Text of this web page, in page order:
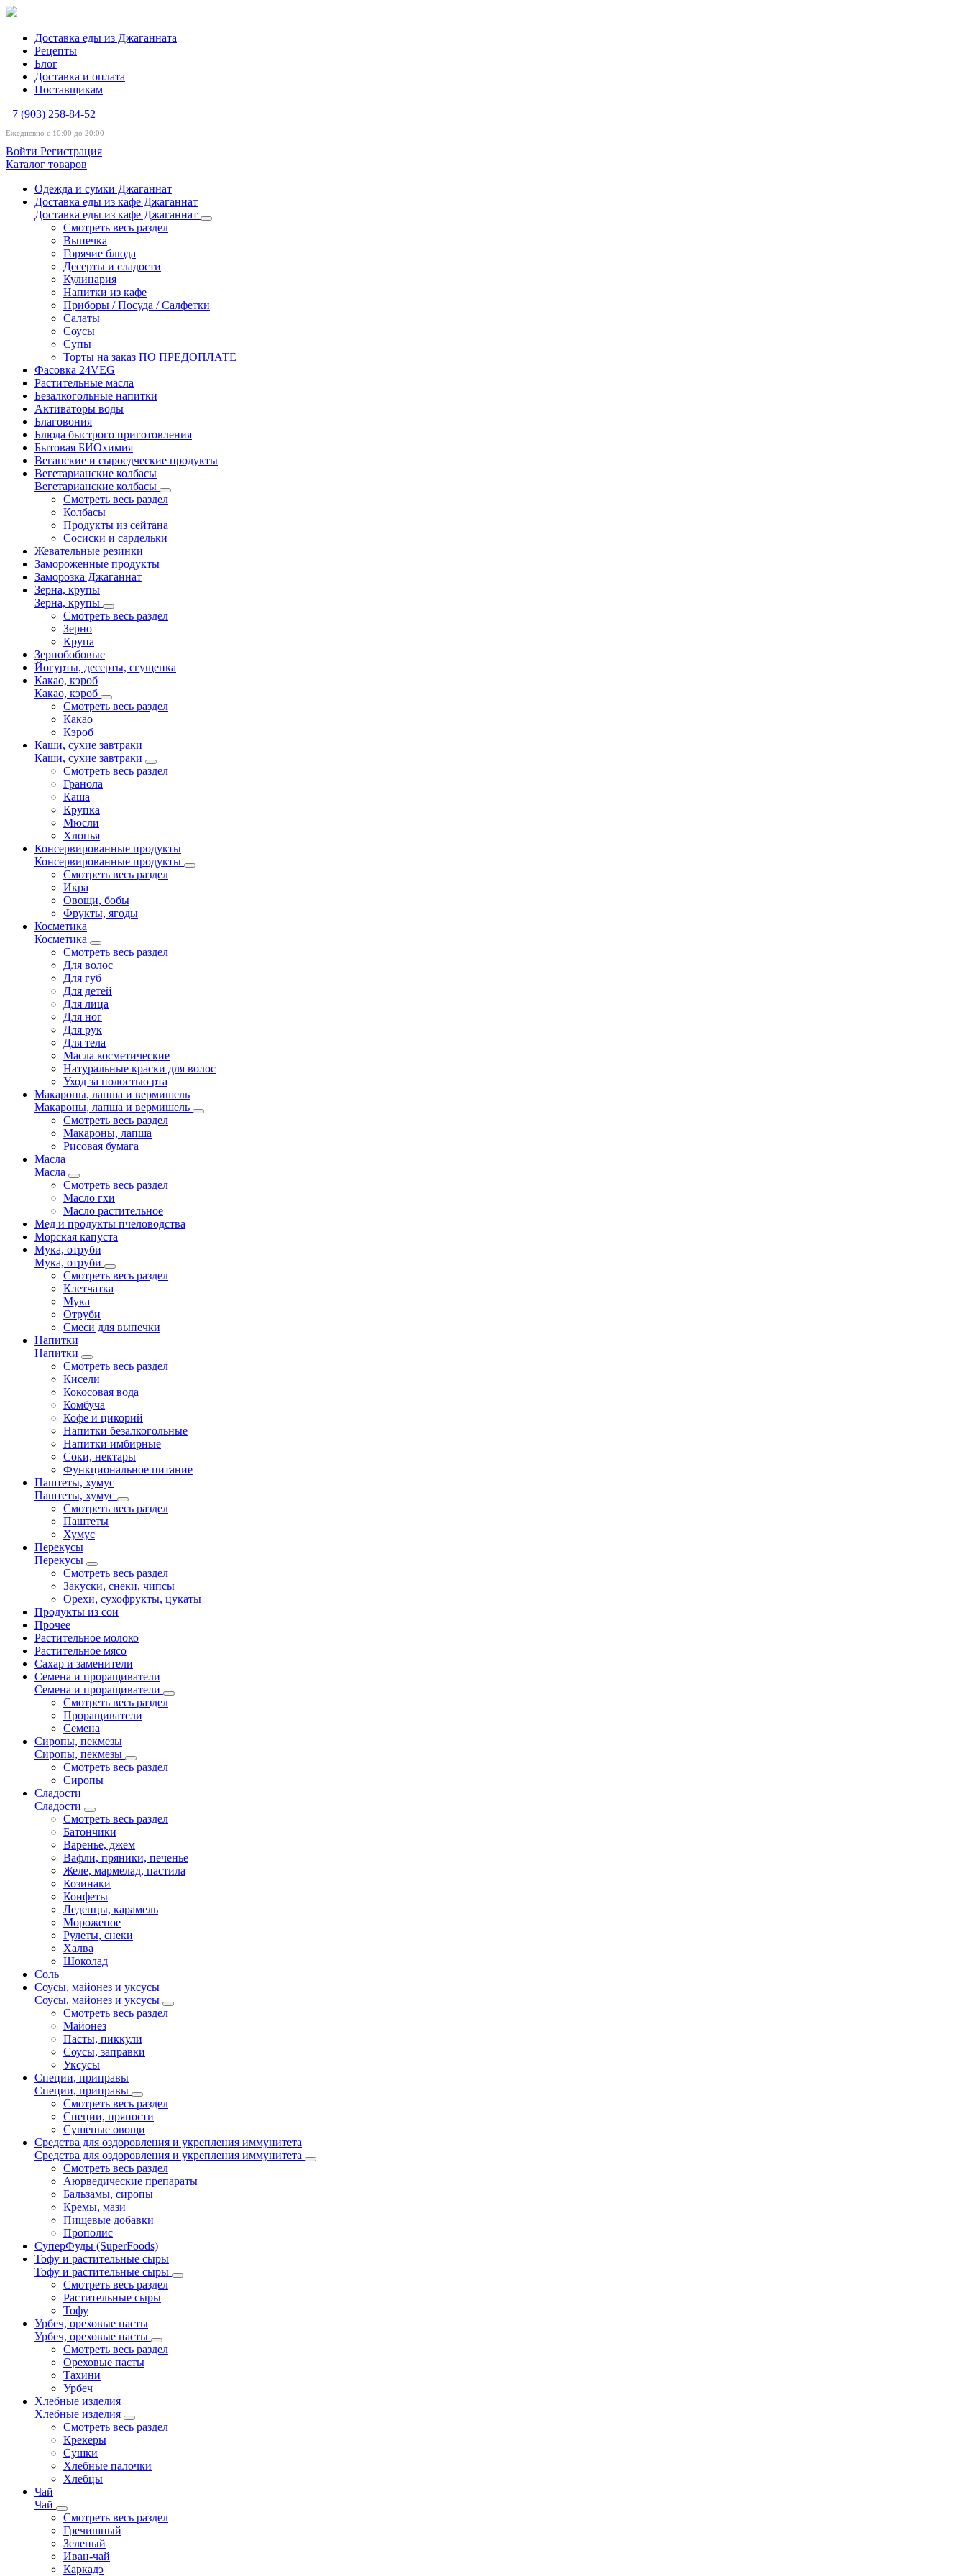
Доставка еды из Джаганната
Рецепты
Блог
Доставка и оплата
Поставщикам
+7 (903) 258-84-52
Ежедневно с 10:00 до 20:00
Войти Регистрация
Каталог товаров
Одежда и сумки Джаганнат
Доставка еды из кафе Джаганнат
Доставка еды из кафе Джаганнат
Смотреть весь раздел
Выпечка
Горячие блюда
Десерты и сладости
Кулинария
Напитки из кафе
Приборы / Посуда / Салфетки
Салаты
Соусы
Супы
Торты на заказ ПО ПРЕДОПЛАТЕ
Фасовка 24VEG
Растительные масла
Безалкогольные напитки
Активаторы воды
Благовония
Блюда быстрого приготовления
Бытовая БИОхимия
Веганские и сыроедческие продукты
Вегетарианские колбасы
Вегетарианские колбасы
Смотреть весь раздел
Колбасы
Продукты из сейтана
Сосиски и сардельки
Жевательные резинки
Замороженные продукты
Заморозка Джаганнат
Зерна, крупы
Зерна, крупы
Смотреть весь раздел
Зерно
Крупа
Зернобобовые
Йогурты, десерты, сгущенка
Какао, кэроб
Какао, кэроб
Смотреть весь раздел
Какао
Кэроб
Каши, сухие завтраки
Каши, сухие завтраки
Смотреть весь раздел
Гранола
Каша
Крупка
Мюсли
Хлопья
Консервированные продукты
Консервированные продукты
Смотреть весь раздел
Икра
Овощи, бобы
Фрукты, ягоды
Косметика
Косметика
Смотреть весь раздел
Для волос
Для губ
Для детей
Для лица
Для ног
Для рук
Для тела
Масла косметические
Натуральные краски для волос
Уход за полостью рта
Макароны, лапша и вермишель
Макароны, лапша и вермишель
Смотреть весь раздел
Макароны, лапша
Рисовая бумага
Масла
Масла
Смотреть весь раздел
Масло гхи
Масло растительное
Мед и продукты пчеловодства
Морская капуста
Мука, отруби
Мука, отруби
Смотреть весь раздел
Клетчатка
Мука
Отруби
Смеси для выпечки
Напитки
Напитки
Смотреть весь раздел
Кисели
Кокосовая вода
Комбуча
Кофе и цикорий
Напитки безалкогольные
Напитки имбирные
Соки, нектары
Функциональное питание
Паштеты, хумус
Паштеты, хумус
Смотреть весь раздел
Паштеты
Хумус
Перекусы
Перекусы
Смотреть весь раздел
Закуски, снеки, чипсы
Орехи, сухофрукты, цукаты
Продукты из сои
Прочее
Растительное молоко
Растительное мясо
Сахар и заменители
Семена и проращиватели
Семена и проращиватели
Смотреть весь раздел
Проращиватели
Семена
Сиропы, пекмезы
Сиропы, пекмезы
Смотреть весь раздел
Сиропы
Сладости
Сладости
Смотреть весь раздел
Батончики
Варенье, джем
Вафли, пряники, печенье
Желе, мармелад, пастила
Козинаки
Конфеты
Леденцы, карамель
Мороженое
Рулеты, снеки
Халва
Шоколад
Соль
Соусы, майонез и уксусы
Соусы, майонез и уксусы
Смотреть весь раздел
Майонез
Пасты, пиккули
Соусы, заправки
Уксусы
Специи, приправы
Специи, приправы
Смотреть весь раздел
Специи, пряности
Сушеные овощи
Средства для оздоровления и укрепления иммунитета
Средства для оздоровления и укрепления иммунитета
Смотреть весь раздел
Аюрведические препараты
Бальзамы, сиропы
Кремы, мази
Пищевые добавки
Прополис
СуперФуды (SuperFoods)
Тофу и растительные сыры
Тофу и растительные сыры
Смотреть весь раздел
Растительные сыры
Тофу
Урбеч, ореховые пасты
Урбеч, ореховые пасты
Смотреть весь раздел
Ореховые пасты
Тахини
Урбеч
Хлебные изделия
Хлебные изделия
Смотреть весь раздел
Крекеры
Сушки
Хлебные палочки
Хлебцы
Чай
Чай
Смотреть весь раздел
Гречишный
Зеленый
Иван-чай
Каркадэ